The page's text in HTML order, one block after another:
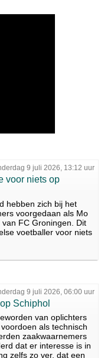
9 juli 2026, 13:12 uur
voor niets op
hebben zich bij het
voorgedaan als Mo
FC Groningen. Dit
voetballer voor niets
9 juli 2026, 06:00 uur
Schiphol
van oplichters
als technisch
zaakwaarnemers
dat er interesse is in
zelfs zo ver, dat een